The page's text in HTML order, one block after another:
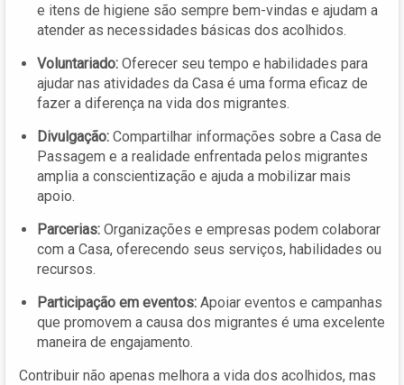
e itens de higiene são sempre bem-vindas e ajudam a
atender as necessidades básicas dos acolhidos.
Voluntariado: Oferecer seu tempo e habilidades para
ajudar nas atividades da Casa é uma forma eficaz de
fazer a diferença na vida dos migrantes.
Divulgação: Compartilhar informações sobre a Casa de
Passagem e a realidade enfrentada pelos migrantes
amplia a conscientização e ajuda a mobilizar mais
apoio.
Parcerias: Organizações e empresas podem colaborar
com a Casa, oferecendo seus serviços, habilidades ou
recursos.
Participação em eventos: Apoiar eventos e campanhas
que promovem a causa dos migrantes é uma excelente
maneira de engajamento.
Contribuir não apenas melhora a vida dos acolhidos, mas